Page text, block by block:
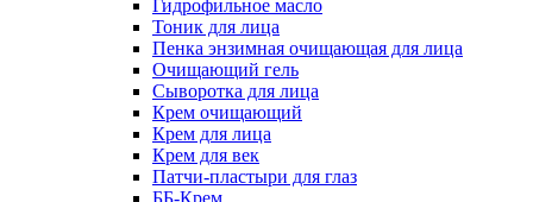
Гидрофильное масло
Тоник для лица
Пенка энзимная очищающая для лица
Очищающий гель
Сыворотка для лица
Крем очищающий
Крем для лица
Крем для век
Патчи-пластыри для глаз
ББ-Крем